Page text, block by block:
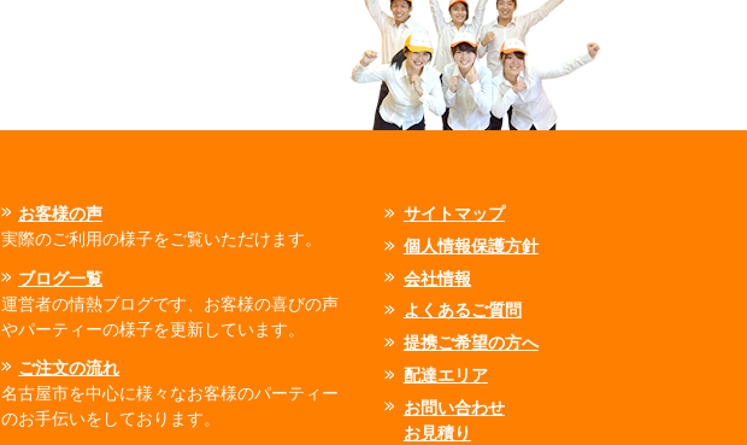
お客様の声
実際のご利用の様子をご覧いただけます。
ブログ一覧
運営者の情熱ブログです、お客様の喜びの声
やパーティーの様子を更新しています。
ご注文の流れ
名古屋市を中心に様々なお客様のパーティー
のお手伝いをしております。
サイトマップ
個人情報保護方針
会社情報
よくあるご質問
提携ご希望の方へ
配達エリア
お問い合わせ
お見積り